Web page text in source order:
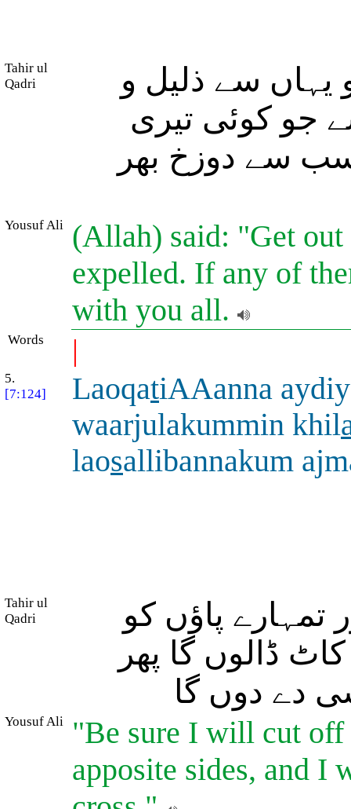
Tahir ul
Qadri
یہاں سے ذلیل و
جو کوئی تیری
سے دوزخ بھر
Yousuf Ali
(Allah) said: "Get
expelled. If any of
with you all.
Words |
5.
[7:124]
LaoqatiAAanna
waarjulakummin khil
laosallibannakum
Tahir ul
Qadri
تمہارے پاؤں کو
ڈالوں گا پھر
دے دوں گا
Yousuf Ali
"Be sure I will cut off
apposite sides, and I